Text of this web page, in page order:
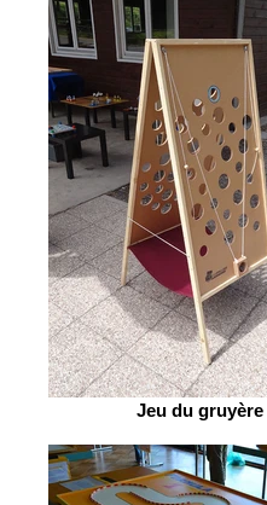
Jeu du gruyère